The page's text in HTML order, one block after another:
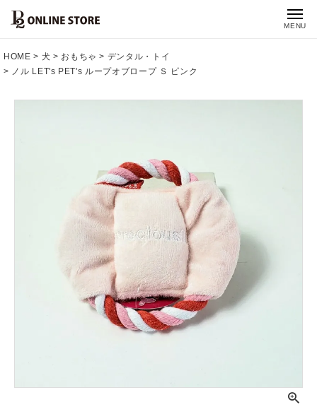
MENU
HOME 犬 おもちゃ
デンタル・トイ
ノル LET's PET's ループオブロープ Ｓ ピンク